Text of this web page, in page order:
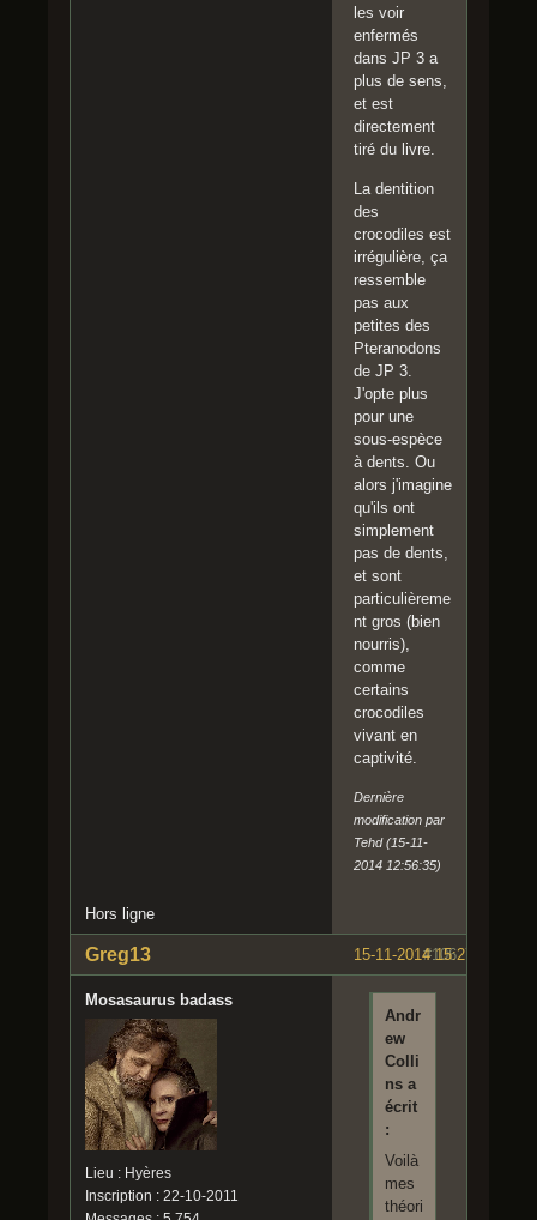
les voir
enfermés
dans JP 3 a
plus de sens,
et est
directement
tiré du livre.
La dentition
des
crocodiles est
irrégulière, ça
ressemble
pas aux
petites des
Pteranodons
de JP 3.
J'opte plus
pour une
sous-espèce
à dents. Ou
alors j'imagine
qu'ils ont
simplement
pas de dents,
et sont
particulièreme
nt gros (bien
nourris),
comme
certains
crocodiles
vivant en
captivité.
Dernière
modification par
Tehd (15-11-
2014 12:56:35)
Hors ligne
#106
15-11-2014 15:27:22
Greg13
Mosasaurus badass
Lieu : Hyères
Inscription : 22-10-2011
Andr
ew
Colli
ns a
écrit
:
Voilà
mes
théori